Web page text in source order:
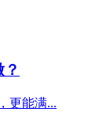
更能满...